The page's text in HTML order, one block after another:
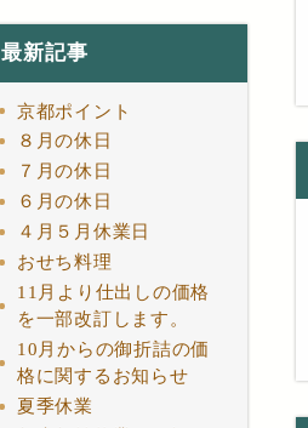
最新記事
京都ポイント
８月の休日
７月の休日
６月の休日
４月５月休業日
おせち料理
11月より仕出しの価格
を一部改訂します。
10月からの御折詰の価
格に関するお知らせ
夏季休業